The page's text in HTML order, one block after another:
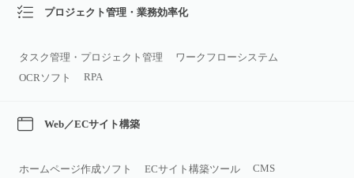
プロジェクト管理・業務効率化
タスク管理・プロジェクト管理
ワークフローシステム
OCRソフト
RPA
Web／ECサイト構築
ホームページ作成ソフト ECサイト構築ツール CMS